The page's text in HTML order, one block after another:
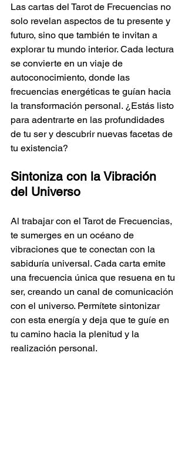
Las cartas del Tarot de Frecuencias no
solo revelan aspectos de tu presente y
futuro, sino que también te invitan a
explorar tu mundo interior. Cada lectura
se convierte en un viaje de
autoconocimiento, donde las
frecuencias energéticas te guían hacia
la transformación personal. ¿Estás listo
para adentrarte en las profundidades
de tu ser y descubrir nuevas facetas de
tu existencia?
Sintoniza con la Vibración
del Universo
Al trabajar con el Tarot de Frecuencias,
te sumerges en un océano de
vibraciones que te conectan con la
sabiduría universal. Cada carta emite
una frecuencia única que resuena en tu
ser, creando un canal de comunicación
con el universo. Permítete sintonizar
con esta energía y deja que te guíe en
tu camino hacia la plenitud y la
realización personal.